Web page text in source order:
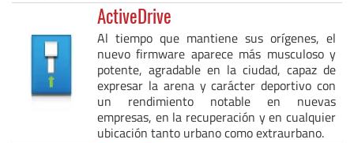
ActiveDrive
Al tiempo que mantiene sus orígenes, el
nuevo firmware aparece más musculoso y
potente, agradable en la ciudad, capaz de
expresar la arena y carácter deportivo con
un rendimiento notable en nuevas
empresas, en la recuperación y en cualquier
ubicación tanto urbano como extraurbano.